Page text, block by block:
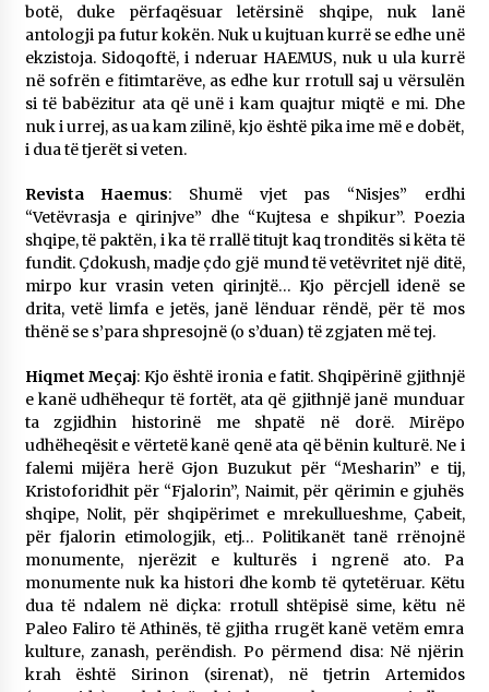
botë, duke përfaqësuar letërsinë shqipe, nuk lanë
antologji pa futur kokën. Nuk u kujtuan kurrë se edhe unë
ekzistoja. Sidoqoftë, i nderuar HAEMUS, nuk u ula kurrë
në sofrën e fitimtarëve, as edhe kur rrotull saj u vërsulën
si të babëzitur ata që unë i kam quajtur miqtë e mi. Dhe
nuk i urrej, as ua kam zilinë, kjo është pika ime më e dobët,
i dua të tjerët si veten.
Revista Haemus: Shumë vjet pas “Nisjes” erdhi
“Vetëvrasja e qirinjve” dhe “Kujtesa e shpikur”. Poezia
shqipe, të paktën, i ka të rrallë titujt kaq tronditës si këta të
fundit. Çdokush, madje çdo gjë mund të vetëvritet një ditë,
mirpo kur vrasin veten qirinjtë… Kjo përcjell idenë se
drita, vetë limfa e jetës, janë lënduar rëndë, për të mos
thënë se s’para shpresojnë (o s’duan) të zgjaten më tej.
Hiqmet Meçaj: Kjo është ironia e fatit. Shqipërinë gjithnjë
e kanë udhëhequr të fortët, ata që gjithnjë janë munduar
ta zgjidhin historinë me shpatë në dorë. Mirëpo
udhëheqësit e vërtetë kanë qenë ata që bënin kulturë. Ne i
falemi mijëra herë Gjon Buzukut për “Mesharin” e tij,
Kristoforidhit për “Fjalorin”, Naimit, për qërimin e gjuhës
shqipe, Nolit, për shqipërimet e mrekullueshme, Çabeit,
për fjalorin etimologjik, etj… Politikanët tanë rrënojnë
monumente, njerëzit e kulturës i ngrenë ato. Pa
monumente nuk ka histori dhe komb të qytetëruar. Këtu
dua të ndalem në diçka: rrotull shtëpisë sime, këtu në
Paleo Faliro të Athinës, të gjitha rrugët kanë vetëm emra
kulture, zanash, perëndish. Po përmend disa: Në njërin
krah është Sirinon (sirenat), në tjetrin Artemidos